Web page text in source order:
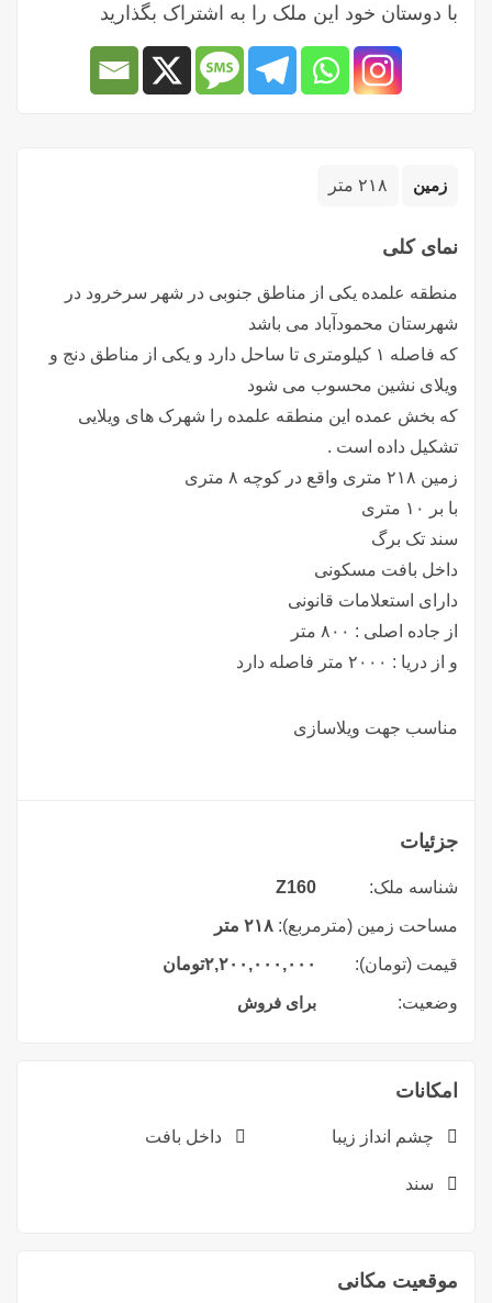
زمین ۲۱۸ متر
نمای کلی
منطقه علمده یکی از مناطق جنوبی در شهر سرخرود در
شهرستان محمودآباد می باشد
که فاصله ۱ کیلومتری تا ساحل دارد و یکی از مناطق دنج و
ویلای نشین محسوب می شود
که بخش عمده این منطقه علمده را شهرک های ویلایی
تشکیل داده است .
زمین ۲۱۸ متری واقع در کوچه ۸ متری
با بر ۱۰ متری
سند تک برگ
داخل بافت مسکونی
دارای استعلامات قانونی
از جاده اصلی : ۸۰۰ متر
و از دریا : ۲۰۰۰ متر فاصله دارد
مناسب جهت ویلاسازی
جزئیات
شناسه ملک: Z160
مساحت زمین (مترمربع): ۲۱۸ متر
قیمت (تومان): ۲,۲۰۰,۰۰۰,۰۰۰تومان
وضعیت: برای فروش
امکانات
چشم انداز زیبا داخل بافت
سند
موقعیت مکانی
با دوستان خود این ملک را به اشتراک بگذارید